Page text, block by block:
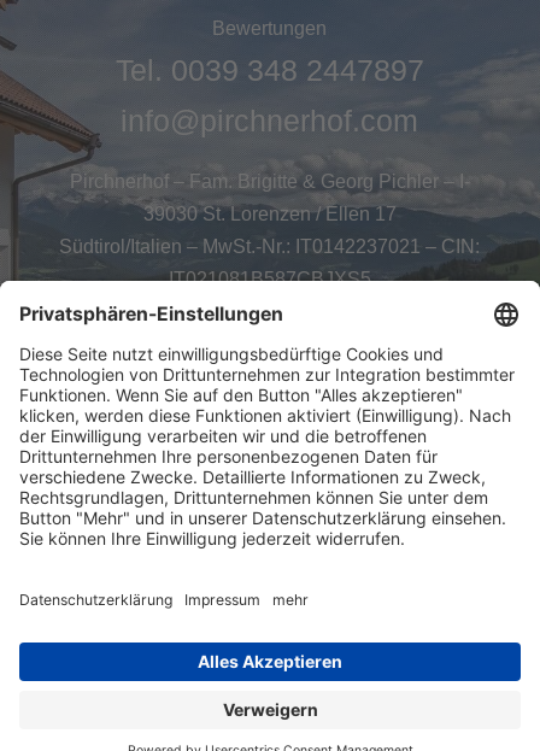
Bewertungen
Tel. 0039 348 2447897
info@pirchnerhof.com
Pirchnerhof – Fam. Brigitte & Georg Pichler – I-
39030 St. Lorenzen / Ellen 17
Südtirol/Italien – MwSt.-Nr.: IT0142237021 – CIN:
IT021081B587CBJXS5
Kontakt & Anfahrt